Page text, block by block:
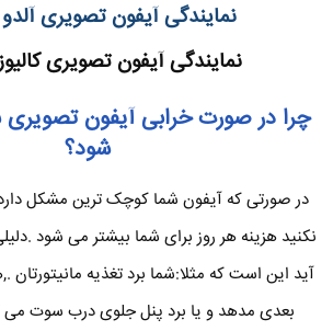
نمایندگی آیفون تصویری آلدو
نمایندگی آیفون تصویری
چرا در صورت خرابی آیفون تصویری
شود؟
در صورتی که آیفون شما کوچک ترین مشکل
نکنید هزینه هر روز برای شما بیشتر می شود
آید این است که مثلا:شما برد تغذیه
بعدی مدهد و یا برد پنل جلوی درب سوت